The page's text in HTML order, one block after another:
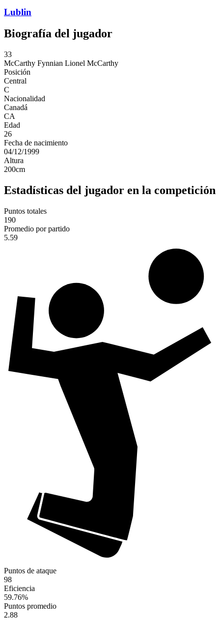
Lublin
Biografía del jugador
33
McCarthy Fynnian Lionel McCarthy
Posición
Central
C
Nacionalidad
Canadá
CA
Edad
26
Fecha de nacimiento
04/12/1999
Altura
200cm
Estadísticas del jugador en la competición
Puntos totales
190
Promedio por partido
5.59
Puntos de ataque
98
Eficiencia
59.76%
Puntos promedio
2.88